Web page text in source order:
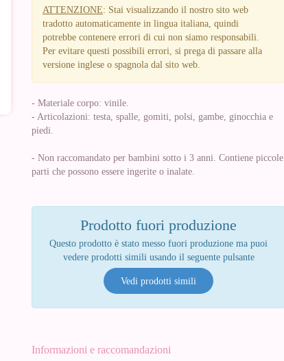
ATTENZIONE: Stai visualizzando il nostro sito web
tradotto automaticamente in lingua italiana, quindi
potrebbe contenere errori di cui non siamo responsabili.
Per evitare questi possibili errori, si prega di passare alla
versione inglese o spagnola dal sito web.
- Materiale corpo: vinile.
- Articolazioni: testa, spalle, gomiti, polsi, gambe, ginocchia e
piedi.
- Non raccomandato per bambini sotto i 3 anni. Contiene piccole
parti che possono essere ingerite o inalate.
Prodotto fuori produzione
Questo prodotto è stato messo fuori produzione ma puoi
vedere prodotti simili usando il seguente pulsante
Vedi prodotti simili
Informazioni e raccomandazioni